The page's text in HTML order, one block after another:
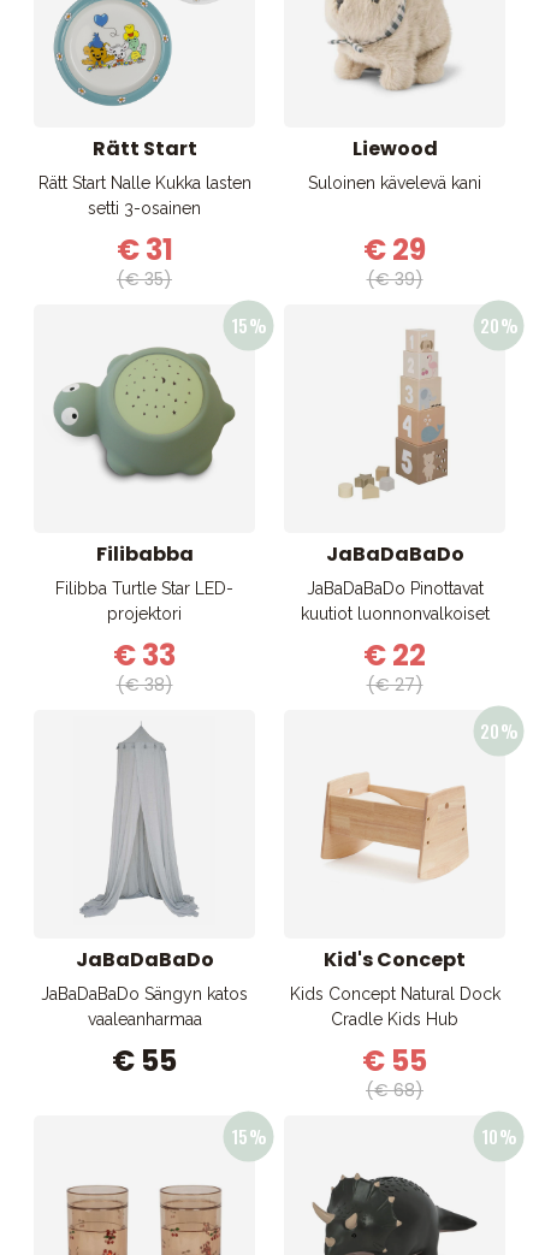
Rätt Start
Rätt Start Nalle Kukka lasten
setti 3-osainen
€ 31
(€ 35)
Liewood
Suloinen kävelevä kani
€ 29
(€ 39)
Filibabba
Filibba Turtle Star LED-
projektori
€ 33
(€ 38)
JaBaDaBaDo
JaBaDaBaDo Pinottavat
kuutiot luonnonvalkoiset
€ 22
(€ 27)
JaBaDaBaDo
JaBaDaBaDo Sängyn katos
vaaleanharmaa
€ 55
Kid's Concept
Kids Concept Natural Dock
Cradle Kids Hub
€ 55
(€ 68)